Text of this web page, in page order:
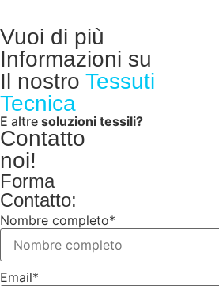
Vuoi di più
Informazioni su
Il nostro Tessuti
Tecnica
E altre soluzioni tessili?
Contatto
noi!
Forma
Contatto:
Nombre completo*
Email*